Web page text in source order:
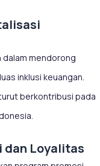
dalam mendorong
inklusi keuangan.
berkontribusi pada
dan Loyalitas